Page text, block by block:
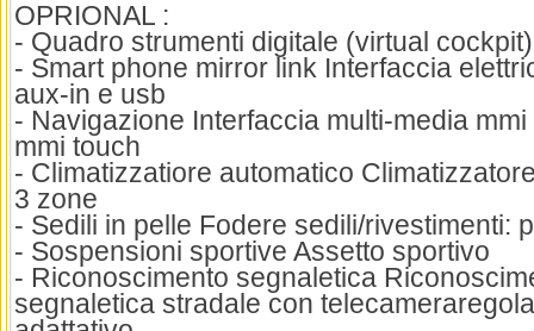
OPRIONAL :
- Quadro strumenti digitale (virtual cockpit)
- Smart phone mirror link Interfaccia
aux-in e usb
- Navigazione Interfaccia multi-media
mmi touch
- Climatizzatiore automatico
3 zone
- Sedili in pelle Fodere sedili/rivestimenti:
- Sospensioni sportive Assetto sportivo
- Riconoscimento segnaletica
segnaletica stradale con